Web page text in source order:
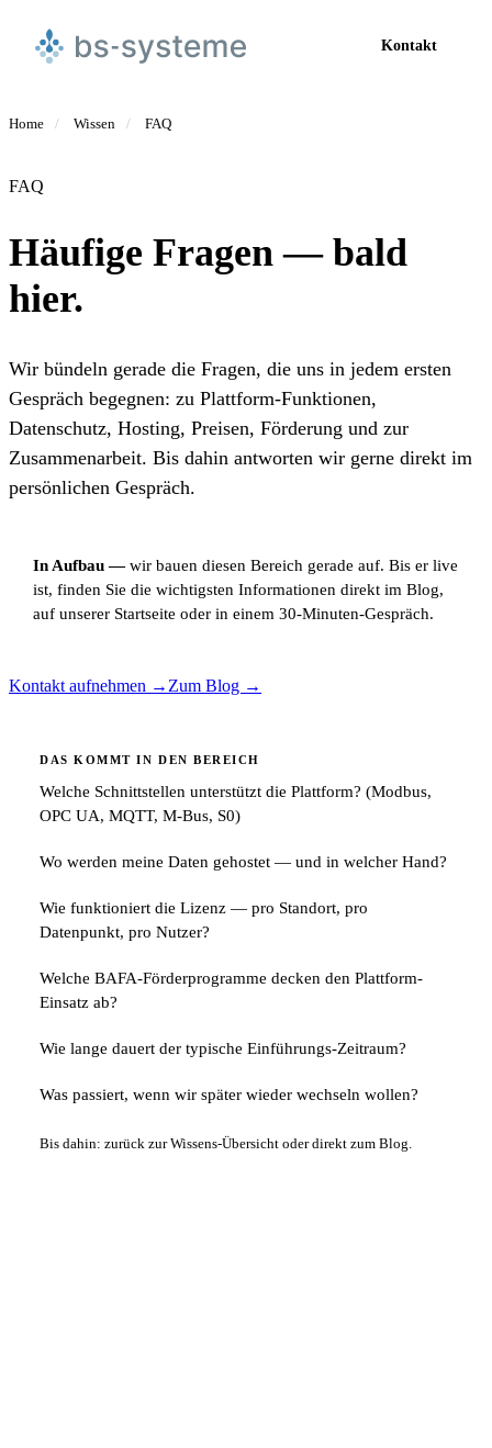
Kontakt
Home / Wissen / FAQ
FAQ
Häufige Fragen — bald
hier.
Wir bündeln gerade die Fragen, die uns in jedem ersten
Gespräch begegnen: zu Plattform-Funktionen,
Datenschutz, Hosting, Preisen, Förderung und zur
Zusammenarbeit. Bis dahin antworten wir gerne direkt im
persönlichen Gespräch.
In Aufbau —wir bauen diesen Bereich gerade auf. Bis er live
ist, finden Sie die wichtigsten Informationen direkt im Blog,
auf unserer Startseite oder in einem 30-Minuten-Gespräch.
Kontakt aufnehmen → Zum Blog →
DAS KOMMT IN DEN BEREICH
Welche Schnittstellen unterstützt die Plattform? (Modbus,
OPC UA, MQTT, M-Bus, S0)
Wo werden meine Daten gehostet — und in welcher Hand?
Wie funktioniert die Lizenz — pro Standort, pro
Datenpunkt, pro Nutzer?
Welche BAFA-Förderprogramme decken den Plattform-
Einsatz ab?
Wie lange dauert der typische Einführungs-Zeitraum?
Was passiert, wenn wir später wieder wechseln wollen?
Bis dahin: zurück zur Wissens-Übersicht oder direkt zum Blog